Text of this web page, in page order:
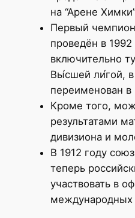
на “Арене
Первый
проведён в 1992
включительно
Вы́сшей ли́гой,
переименован
Кроме того,
результатами
дивизиона и
В 1912 году
теперь
участвовать в
международных